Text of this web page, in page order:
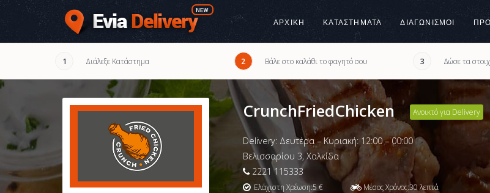
ΑΡΧΙΚΉ ΚΑΤΑΣΤΉΜΑΤΑ ΔΙΑΓΩΝΙΣΜΟΙ
1 Διάλεξε Κατάστημα 2 Βάλε στο καλάθι το φαγητό σου 3 Δώσε τα
Ανοικτό για Delivery
CrunchFriedChicken
Delivery: Δευτέρα – Κυριακή: 12:00 – 00:00
Βελισσαρίου 3, Χαλκίδα
2221 115333
Ελάχιστη Χρέωση:5€ Μέσος Χρόνος:30λεπτά